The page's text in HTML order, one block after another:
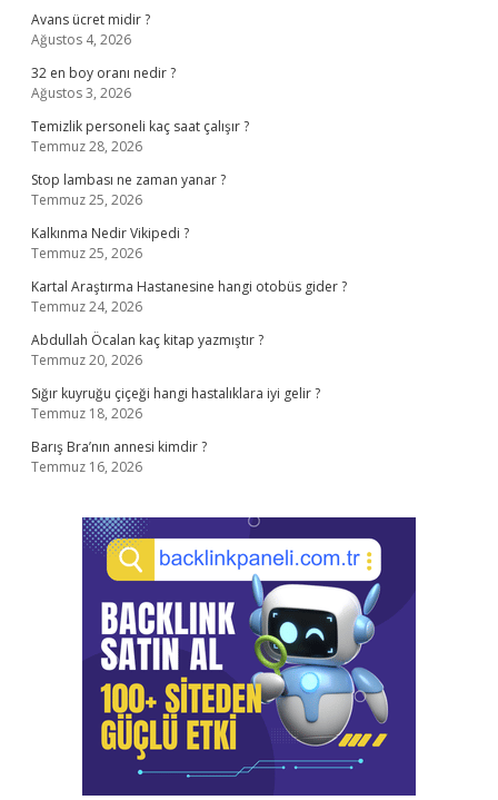
Avans ücret midir ?
Ağustos 4, 2026
32 en boy oranı nedir ?
Ağustos 3, 2026
Temizlik personeli kaç saat çalışır ?
Temmuz 28, 2026
Stop lambası ne zaman yanar ?
Temmuz 25, 2026
Kalkınma Nedir Vikipedi ?
Temmuz 25, 2026
Kartal Araştırma Hastanesine hangi otobüs gider ?
Temmuz 24, 2026
Abdullah Öcalan kaç kitap yazmıştır ?
Temmuz 20, 2026
Sığır kuyruğu çiçeği hangi hastalıklara iyi gelir ?
Temmuz 18, 2026
Barış Bra’nın annesi kimdir ?
Temmuz 16, 2026